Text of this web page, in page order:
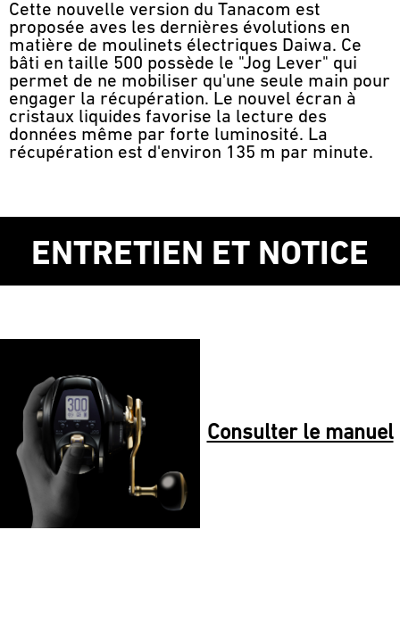
Cette nouvelle version du Tanacom est
proposée aves les dernières évolutions en
matière de moulinets électriques Daiwa. Ce
bâti en taille 500 possède le "Jog Lever" qui
permet de ne mobiliser qu'une seule main pour
engager la récupération. Le nouvel écran à
cristaux liquides favorise la lecture des
données même par forte luminosité. La
récupération est d'environ 135 m par minute.
ENTRETIEN ET NOTICE
Consulter le manuel